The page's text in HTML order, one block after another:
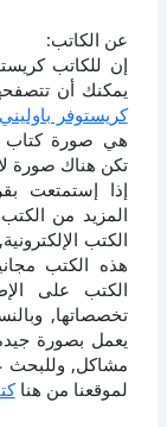
عن الكاتب:
إن للكاتب
يمكنك أن
كريستوفر باوليني
هي صورة كتاب
تكن هناك صورة
إذا إستمتعت
المزيد من
الكتب
الكتب على
يعمل بصورة
مشاكل, وللبحث
لموقعنا من هنا